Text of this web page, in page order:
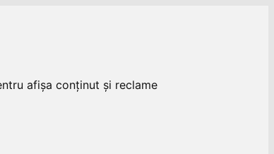
afișa conținut și reclame